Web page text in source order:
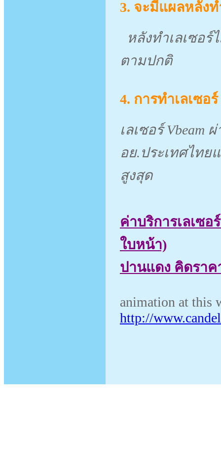
3. จะมีแผลหลังท
หลังทำเลเซอ
ตามปกติ
4. การทำเลเซอ
เลเซอร์
อย.ประเทศไทย
สูงสุด
ค่าบริการเลเซอ
ใบหน้า)
ปานแดง คิดรา
animation at this
http://